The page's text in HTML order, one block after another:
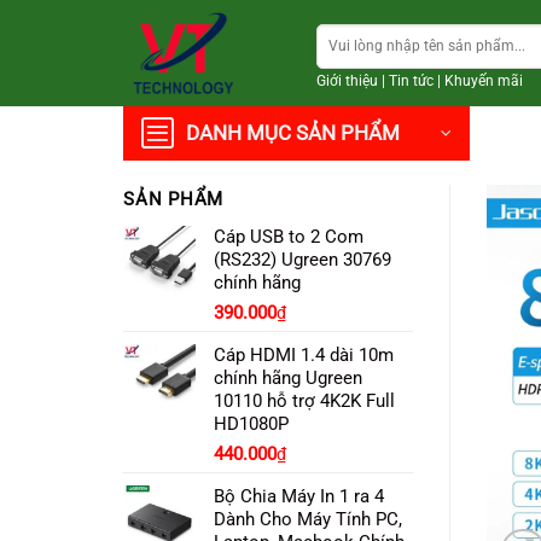
Tìm
kiếm:
Giới thiệu Tin tức| Khuyến mãi
DANH MỤC SẢN PHẨM
SẢN PHẨM
Cáp USB to 2 Com
(RS232) Ugreen 30769
chính hãng
390.000₫
Cáp HDMI 1.4 dài 10m
chính hãng Ugreen
10110 hỗ trợ 4K2K Full
HD1080P
Giá
là:
490.000₫.
440.000₫Giá
tại
là:
Bộ Chia Máy In 1 ra 4
Dành Cho Máy Tính PC,